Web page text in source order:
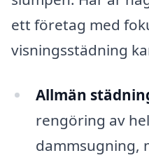
ett företag med
visningsstädning
Allmän
rengöring av
dammsugning,